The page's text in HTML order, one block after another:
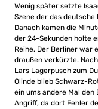
Wenig später setzte
Szene der das deutsche
Danach kamen die
der 24-Sekunden holte
Reihe. Der Berliner war
draußen verkürzte.
Lars Lagerpusch zum
Olinde blieb Schwarz-
ein ums andere Mal den
Angriff, da dort Fehler